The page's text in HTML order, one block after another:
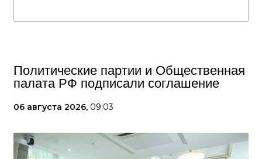
Политические партии и Общественная
палата РФ подписали соглашение
06 августа 2026, 09:03